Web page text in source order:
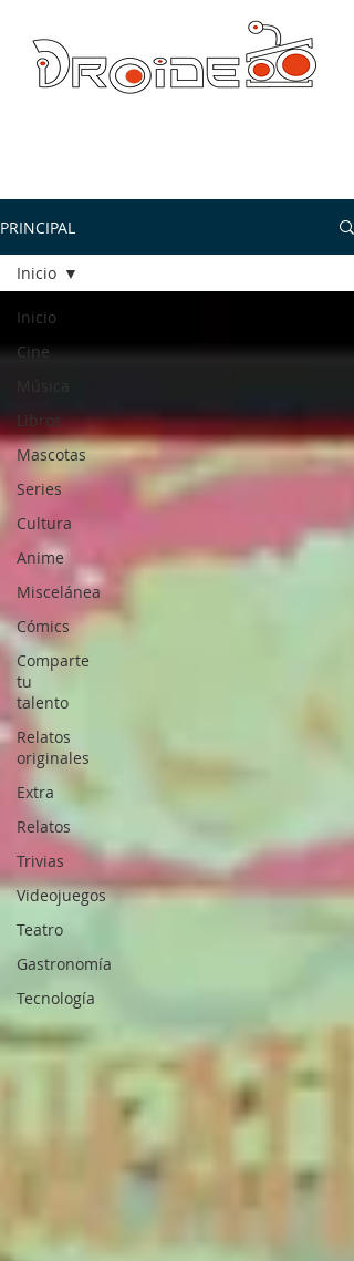
PRINCIPAL
Inicio
Cine
Música
Libros
Mascotas
Series
Cultura
Anime
Miscelánea
Cómics
Comparte
tu
talento
Relatos
originales
Extra
Relatos
Trivias
Videojuegos
Teatro
Gastronomía
Tecnología
Inicio